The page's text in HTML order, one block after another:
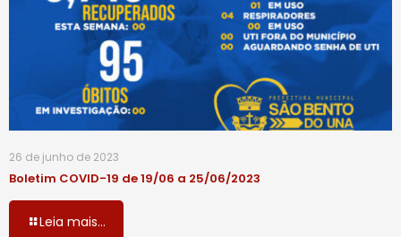
26 de junho de 2023
Boletim COVID-19 de 19/06 a 25/06/2023
Leia mais...